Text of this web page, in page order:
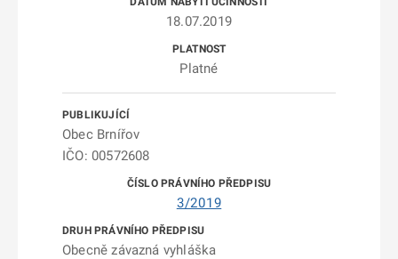
18.07.2019
Platné
Obec Brnířov
IČO: 00572608
3/2019
Obecně závazná vyhláška